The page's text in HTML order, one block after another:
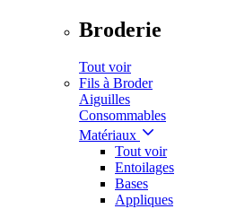
Broderie
Tout voir
Fils à Broder
Aiguilles
Consommables
Matériaux
Tout voir
Entoilages
Bases
Appliques